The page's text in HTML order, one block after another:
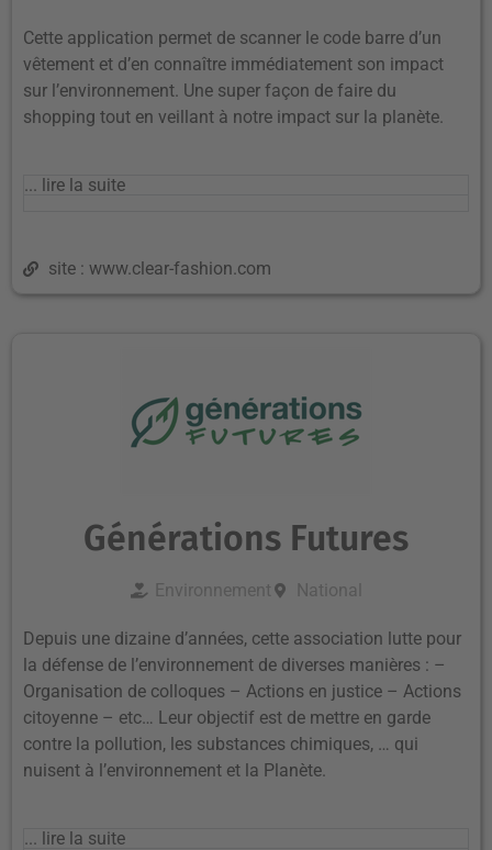
Cette application permet de scanner le code barre d’un
vêtement et d’en connaître immédiatement son impact
sur l’environnement. Une super façon de faire du
shopping tout en veillant à notre impact sur la planète.
... lire la suite
site : www.clear-fashion.com
Générations Futures
Environnement National
Depuis une dizaine d’années, cette association lutte pour
la défense de l’environnement de diverses manières : –
Organisation de colloques – Actions en justice – Actions
citoyenne – etc… Leur objectif est de mettre en garde
contre la pollution, les substances chimiques, … qui
nuisent à l’environnement et la Planète.
... lire la suite